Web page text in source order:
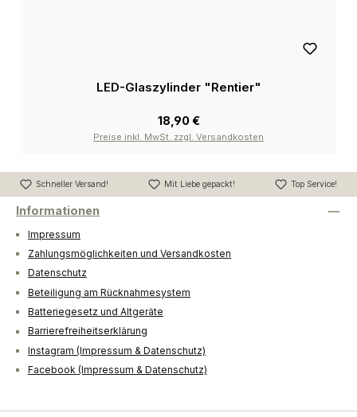
LED-Glaszylinder "Rentier"
18,90 €
Preise inkl. MwSt. zzgl. Versandkosten
Schneller Versand! Mit Liebe gepackt! Top Service!
Informationen
Impressum
Zahlungsmöglichkeiten und Versandkosten
Datenschutz
Beteiligung am Rücknahmesystem
Batteriegesetz und Altgeräte
Barrierefreiheitserklärung
Instagram (Impressum & Datenschutz)
Facebook (Impressum & Datenschutz)